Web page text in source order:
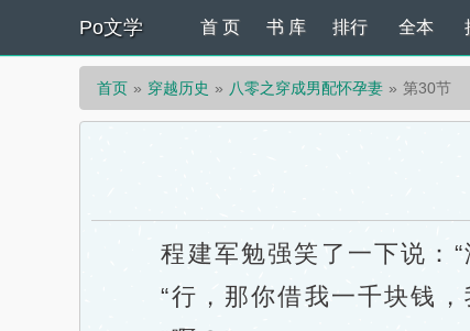
Po文学 首 页 书 库 排行 全本
首页 穿越历史 八零之穿成男配怀孕妻 第30节
程建军勉强笑了一下说：“
“行，那你借我一千块钱，